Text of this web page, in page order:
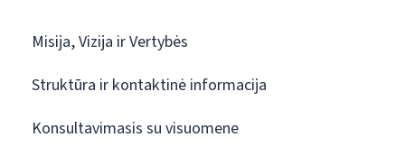
Misija, Vizija ir Vertybės
Struktūra ir kontaktinė informacija
Konsultavimasis su visuomene